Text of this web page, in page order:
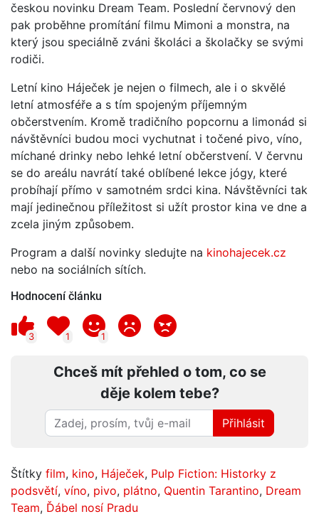
českou novinku Dream Team. Poslední červnový den
pak proběhne promítání filmu Mimoni a monstra, na
který jsou speciálně zváni školáci a školačky se svými
rodiči.
Letní kino Háječek je nejen o filmech, ale i o skvělé
letní atmosféře a s tím spojeným příjemným
občerstvením. Kromě tradičního popcornu a limonád si
návštěvníci budou moci vychutnat i točené pivo, víno,
míchané drinky nebo lehké letní občerstvení. V červnu
se do areálu navrátí také oblíbené lekce jógy, které
probíhají přímo v samotném srdci kina. Návštěvníci tak
mají jedinečnou příležitost si užít prostor kina ve dne a
zcela jiným způsobem.
Program a další novinky sledujte na kinohajecek.cz
nebo na sociálních sítích.
Hodnocení článku
3 1 1
Chceš mít přehled o tom, co se
děje kolem tebe?
Přihlásit
Štítky film, kino, Háječek, Pulp Fiction: Historky z
podsvětí, víno, pivo, plátno, Quentin Tarantino, Dream
Team, Ďábel nosí Pradu